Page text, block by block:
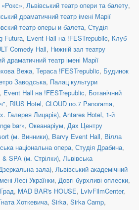
, Львівський театр опери та балету,
драматичний театр імені Марії
театр оперы и балета, Студія
Futura, Event Hall на !FESTrepublic, Клуб
Comedy Hall, Нижній зал театру
драматичний театр імені Марії
Вежа, Тераса !FESTrepublic, Будинок
Заводська, Палац культури
, Event Hall на !FESTrepublic, Ботанічний
, RIUS Hotel, CLOUD no.7 Panorama,
Галерея Лицарів), Antares Hotel, 1-й
bar», Океанаріум, Дах Центру
(м. Винники), Barvy Event Hall, Вілла
національна опера, Студія Драбина,
SPA (м. Стрілки), Львівська
зала), Львівський академічний
Лесі Українки, Довгі бурхливі оплески,
, MAD BAR's HOUSE, LvivFilmCenter,
Хоткевича, Sirka, Sirka Camp,